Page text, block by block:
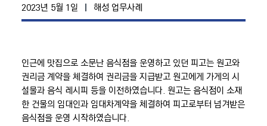
인근에 맛집으로 소문난 음식점을 운영하고 있던 피고는 원고와
권리금 계약을 체결하여 권리금을 지급받고 원고에게 가게의 시
설물과 음식 레시피 등을 이전하였습니다. 원고는 음식점이 소재
한 건물의 임대인과 임대차계약을 체결하여 피고로부터 넘겨받은
음식점을 운영 시작하였습니다.
2023년 5월 1일
해성 업무사례